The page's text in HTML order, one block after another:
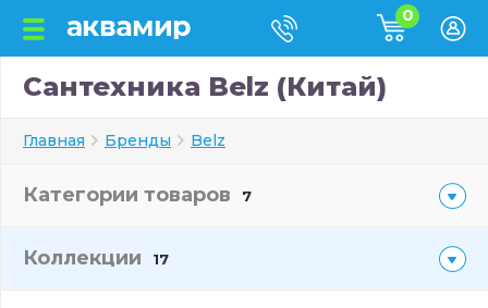
0
Сантехника Belz (Китай)
Главная Бренды Belz
Категории товаров 7
Коллекции 17